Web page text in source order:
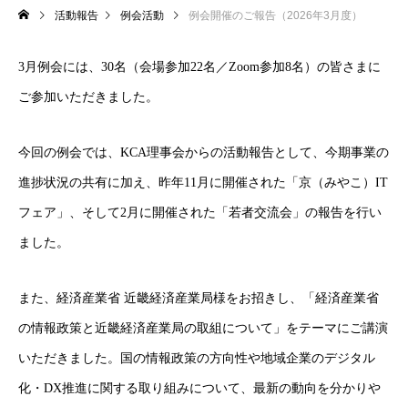
活動報告 例会活動 例会開催のご報告（2026年3月度）
3月例会には、30名（会場参加22名／Zoom参加8名）の皆さまに
ご参加いただきました。
今回の例会では、KCA理事会からの活動報告として、今期事業の
進捗状況の共有に加え、昨年11月に開催された「京（みやこ）IT
フェア」、そして2月に開催された「若者交流会」の報告を行い
ました。
また、経済産業省 近畿経済産業局様をお招きし、「経済産業省
の情報政策と近畿経済産業局の取組について」をテーマにご講演
いただきました。国の情報政策の方向性や地域企業のデジタル
化・DX推進に関する取り組みについて、最新の動向を分かりや